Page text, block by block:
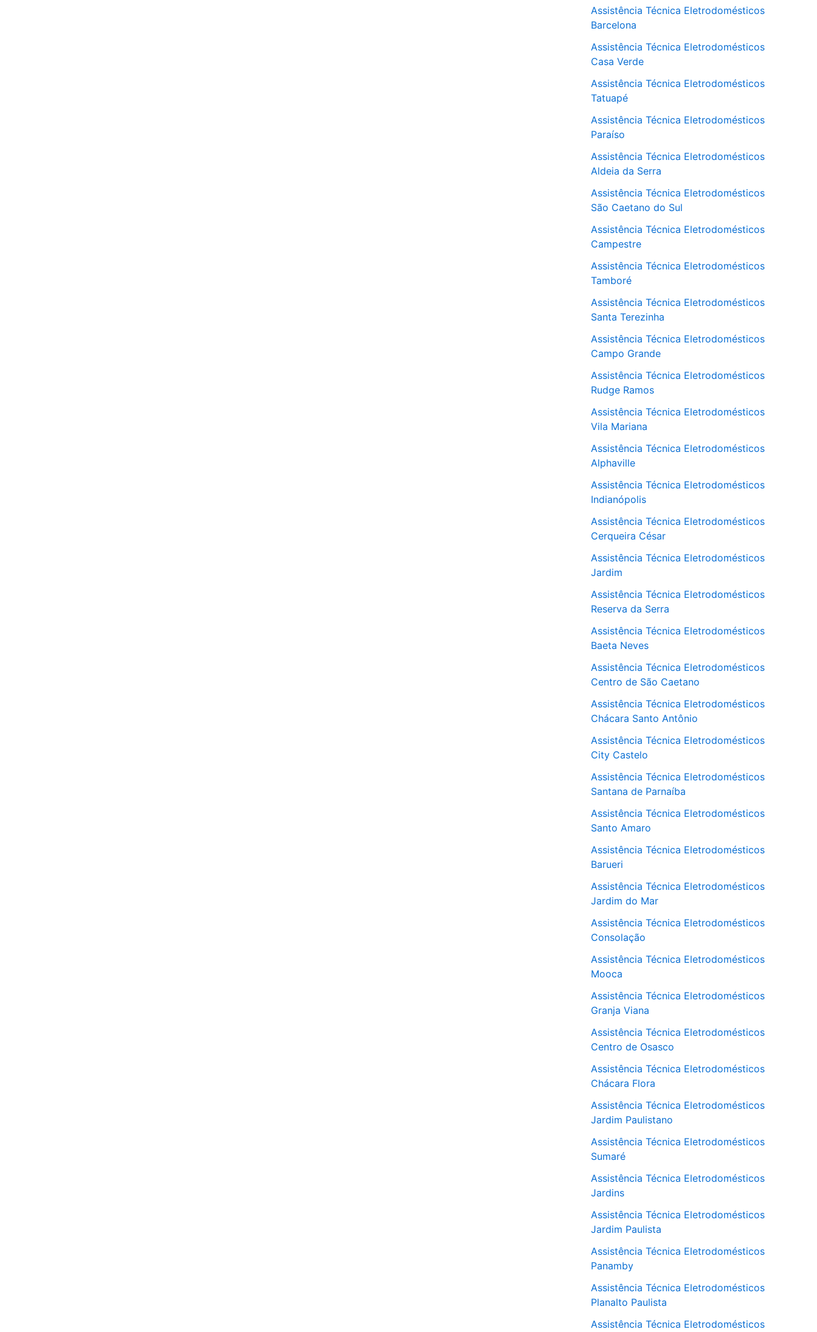
Assistência Técnica Eletrodomésticos
Barcelona
Assistência Técnica Eletrodomésticos
Casa Verde
Assistência Técnica Eletrodomésticos
Tatuapé
Assistência Técnica Eletrodomésticos
Paraíso
Assistência Técnica Eletrodomésticos
Aldeia da Serra
Assistência Técnica Eletrodomésticos
São Caetano do Sul
Assistência Técnica Eletrodomésticos
Campestre
Assistência Técnica Eletrodomésticos
Tamboré
Assistência Técnica Eletrodomésticos
Santa Terezinha
Assistência Técnica Eletrodomésticos
Campo Grande
Assistência Técnica Eletrodomésticos
Rudge Ramos
Assistência Técnica Eletrodomésticos
Vila Mariana
Assistência Técnica Eletrodomésticos
Alphaville
Assistência Técnica Eletrodomésticos
Indianópolis
Assistência Técnica Eletrodomésticos
Cerqueira César
Assistência Técnica Eletrodomésticos
Jardim
Assistência Técnica Eletrodomésticos
Reserva da Serra
Assistência Técnica Eletrodomésticos
Baeta Neves
Assistência Técnica Eletrodomésticos
Centro de São Caetano
Assistência Técnica Eletrodomésticos
Chácara Santo Antônio
Assistência Técnica Eletrodomésticos
City Castelo
Assistência Técnica Eletrodomésticos
Santana de Parnaíba
Assistência Técnica Eletrodomésticos
Santo Amaro
Assistência Técnica Eletrodomésticos
Barueri
Assistência Técnica Eletrodomésticos
Jardim do Mar
Assistência Técnica Eletrodomésticos
Consolação
Assistência Técnica Eletrodomésticos
Mooca
Assistência Técnica Eletrodomésticos
Granja Viana
Assistência Técnica Eletrodomésticos
Centro de Osasco
Assistência Técnica Eletrodomésticos
Chácara Flora
Assistência Técnica Eletrodomésticos
Jardim Paulistano
Assistência Técnica Eletrodomésticos
Sumaré
Assistência Técnica Eletrodomésticos
Jardins
Assistência Técnica Eletrodomésticos
Jardim Paulista
Assistência Técnica Eletrodomésticos
Panamby
Assistência Técnica Eletrodomésticos
Planalto Paulista
Assistência Técnica Eletrodomésticos